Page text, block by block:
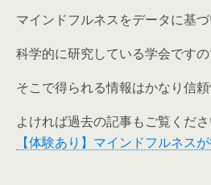
マインドフルネスをデータに基づ
科学的に研究している学会です
そこで得られる情報はかなり信頼
よければ過去の記事もご覧くださ
【体験あり】マインドフルネス